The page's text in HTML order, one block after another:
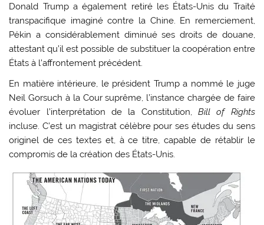
Donald Trump a également retiré les États-Unis du Traité
transpacifique imaginé contre la Chine. En remerciement,
Pékin a considérablement diminué ses droits de douane,
attestant qu’il est possible de substituer la coopération entre
États à l’affrontement précédent.
En matière intérieure, le président Trump a nommé le juge
Neil Gorsuch à la Cour suprême, l’instance chargée de faire
évoluer l’interprétation de la Constitution,Bill of Rights
incluse. C’est un magistrat célèbre pour ses études du sens
originel de ces textes et, à ce titre, capable de rétablir le
compromis de la création des États-Unis.